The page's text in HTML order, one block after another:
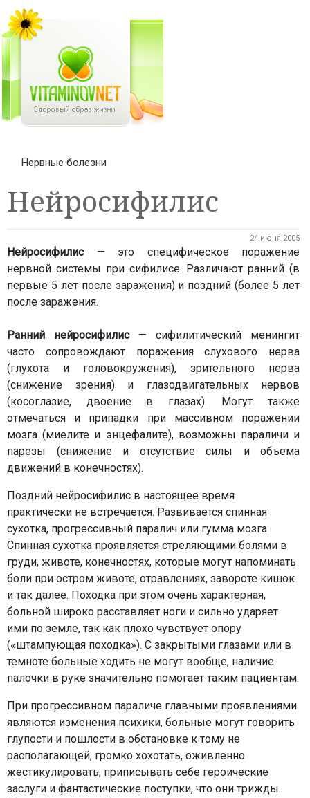
Нервные болезни
Нейросифилис
24 июня 2005
Нейросифилис— это специфическое поражение
нервной системы при сифилисе. Различают ранний (в
первые 5 лет после заражения) и поздний (более 5 лет
после заражения.
Ранний нейросифилис— сифилитический менингит
часто сопровождают поражения слухового нерва
(глухота и головокружения), зрительного нерва
(снижение зрения) и глазодвигательных нервов
(косоглазие, двоение в глазах). Могут также
отмечаться и припадки при массивном поражении
мозга (миелите и энцефалите), возможны параличи и
парезы (снижение и отсутствие силы и объема
движений в конечностях).
Поздний нейросифилис в настоящее время
практически не встречается. Развивается спинная
сухотка, прогрессивный паралич или гумма мозга.
Спинная сухотка проявляется стреляющими болями в
груди, животе, конечностях, которые могут напоминать
боли при остром животе, отравлениях, завороте кишок
и так далее. Походка при этом очень характерная,
больной широко расставляет ноги и сильно ударяет
ими по земле, так как плохо чувствует опору
(«штампующая походка»). С закрытыми глазами или в
темноте больные ходить не могут вообще, наличие
палочки в руке значительно помогает таким пациентам.
При прогрессивном параличе главными проявлениями
являются изменения психики, больные могут говорить
глупости и пошлости в обстановке к тому не
располагающей, громко хохотать, оживленно
жестикулировать, приписывать себе героические
заслуги и фантастические поступки, что они трижды